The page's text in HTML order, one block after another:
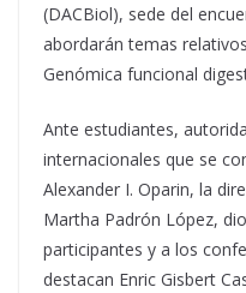
(DACBiol), sede del
abordarán temas
Genómica funcional
Ante estudiantes,
internacionales que se
Alexander I. Oparin, la
Martha Padrón López,
participantes y a los
destacan Enric Gisbert